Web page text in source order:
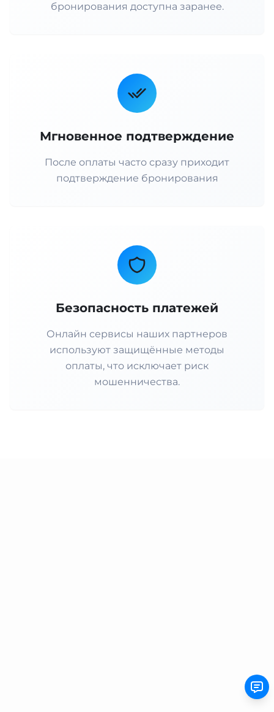
бронирования доступна заранее.
Мгновенное подтверждение
После оплаты часто сразу приходит
подтверждение бронирования
Безопасность платежей
Онлайн сервисы наших партнеров
используют защищённые методы
оплаты, что исключает риск
мошенничества.